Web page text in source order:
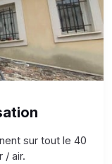
sur tout le 40
/ air.